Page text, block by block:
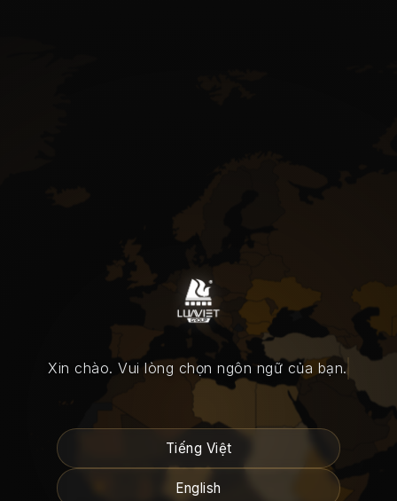
Xin chào. Vui lòng chọn ngôn ngữ của bạn.
Tiếng Việt
English